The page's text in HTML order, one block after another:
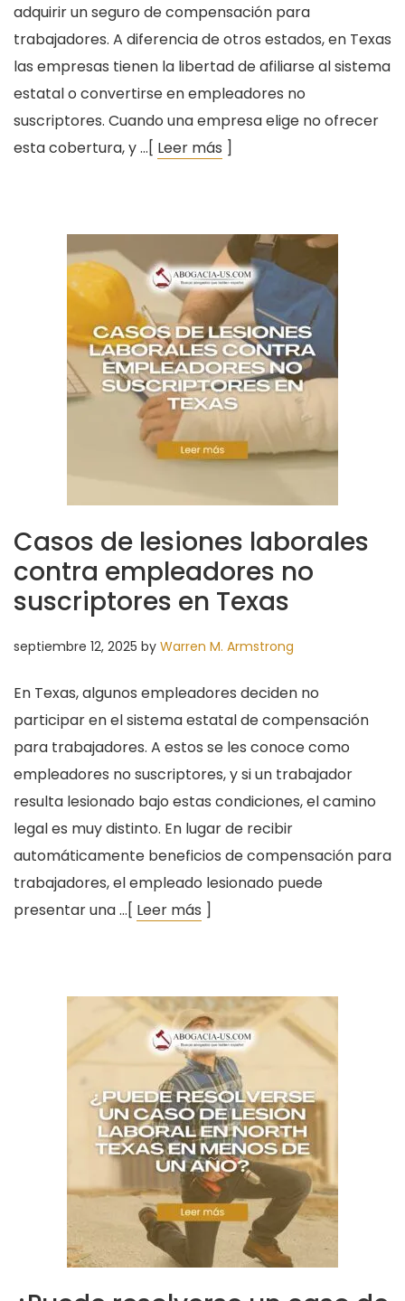
adquirir un seguro de compensación para
trabajadores. A diferencia de otros estados, en Texas
las empresas tienen la libertad de afiliarse al sistema
estatal o convertirse en empleadores no
suscriptores. Cuando una empresa elige no ofrecer
esta cobertura, y …[ Leer más ]
Casos de lesiones laborales
contra empleadores no
suscriptores en Texas
septiembre 12, 2025 by Warren M. Armstrong
En Texas, algunos empleadores deciden no
participar en el sistema estatal de compensación
para trabajadores. A estos se les conoce como
empleadores no suscriptores, y si un trabajador
resulta lesionado bajo estas condiciones, el camino
legal es muy distinto. En lugar de recibir
automáticamente beneficios de compensación para
trabajadores, el empleado lesionado puede
presentar una …[ Leer más ]